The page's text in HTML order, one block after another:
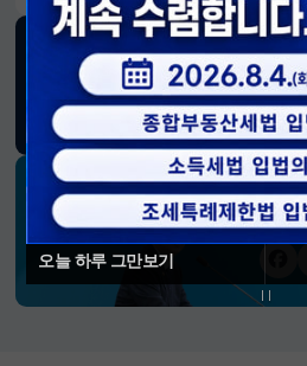
오늘 하루 그만보기
재정경제부
블로그페이스북트위
소통하는 경제 리더 구